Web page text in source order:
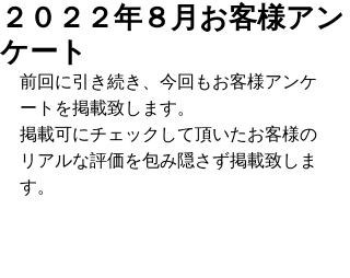
２０２２年８月お客様アン
ケート
前回に引き続き、今回もお客様アンケ
ートを掲載致します。
掲載可にチェックして頂いたお客様の
リアルな評価を包み隠さず掲載致しま
す。